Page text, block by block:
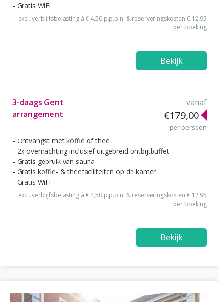
Gratis WiFi
excl. verblijfsbelasting à € 4,50 p.p.p.n. & reserveringskosten € 12,95
per boeking
Bekijk
3-daags Gent
arrangement
vanaf
€179,00
per persoon
Ontvangst met koffie of thee
2x overnachting inclusief uitgebreid ontbijtbuffet
Gratis gebruik van sauna
Gratis koffie- & theefaciliteiten op de kamer
Gratis WiFi
excl. verblijfsbelasting à € 4,50 p.p.p.n. & reserveringskosten € 12,95
per boeking
Bekijk